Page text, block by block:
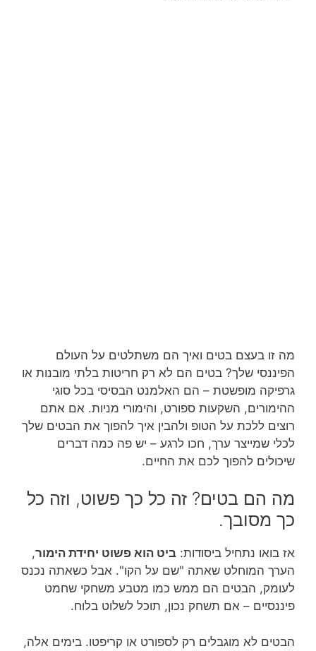
מה זו בעצם בטים ואיך הם משתלטים על העולם
הפיננסי שלך? בטים הם לא רק חריטות בלתי מובנות או
גרפיקה מופשטת – הם האלמנט הבסיסי בכל סוגי
ההימורים, השקעות ספורט, והימורי מניות. אם אתם
רוצים ללכת על הטופ ולהבין איך להפוך את הבטים שלך
לכלי שמייצר ערך, חכו לרגע – יש פה כמה דברים
שיכולים להפוך לכם את החיים.
מה הם בטים? זה כל כך פשוט, וזה כל
כך מסובך.
אז בואו נתחיל ביסודות: ביט הוא פשוט יחידת הימור,
הערך המוחלט שאתה "שם על הקו". אבל כשאתה נכנס
לעומק, הבטים הם ממש כמו מטבע משחקי שחמט
פיננסיים – אם תשחק נכון, תוכל לשלוט בלוח.
הבטים לא מוגבלים רק לספורט או קריפטו. בימים אלה,